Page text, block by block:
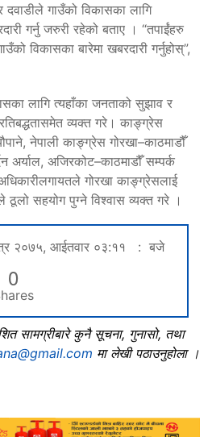
गाउँको विकासका लागि
गर्नु जरुरी रहेको बताए । “तपाईंहरु
विकासका बारेमा खबरदारी गर्नुहोस्”,
लागि त्यहाँका जनताको सुझाव र
व्यक्त गरे। काङ्ग्रेस
नेपाली काङ्ग्रेस गोरखा–काठमाडौँ
अर्याल, अजिरकोट–काठमाडौँ सम्पर्क
गोरखा काङ्ग्रेसलाई
ठूलो सहयोग पुग्ने विश्वास व्यक्त गरे ।
२०७५, आईतवार ०३:११ : बजे
0
सामग्रीबारे कुनै सूचना, गुनासो, तथा
मा लेखी पठाउनुहोला ।